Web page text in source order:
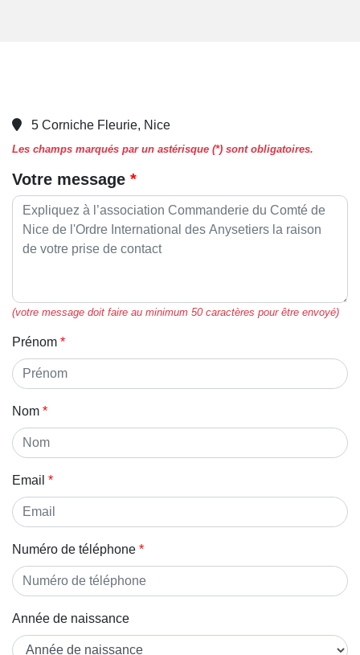
5 Corniche Fleurie, Nice
Les champs marqués par un astérisque (*) sont obligatoires.
Votre message
(votre message doit faire au minimum 50 caractères pour être envoyé)
Prénom
Nom
Email
Numéro de téléphone
Année de naissance